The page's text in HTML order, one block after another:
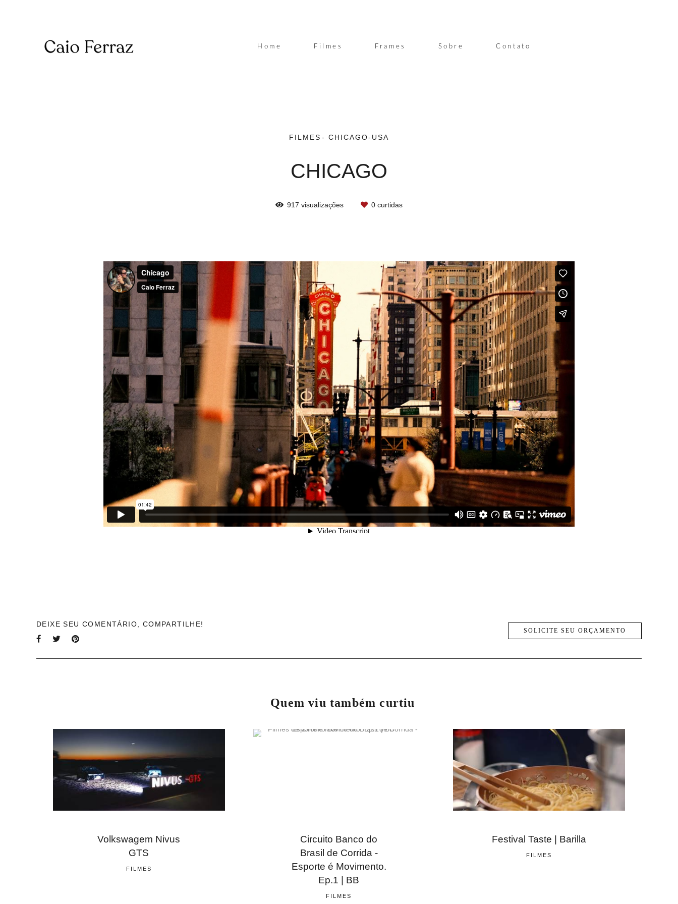
Home Filmes Frames Sobre Contato
FILMES CHICAGO-USA
CHICAGO
917 visualizações 0 curtidas
DEIXE SEU COMENTÁRIO, COMPARTILHE!
SOLICITE SEU ORÇAMENTO
Quem viu também curtiu
Volkswagem Nivus
GTS
FILMES
Circuito Banco do
Brasil de Corrida -
Esporte é Movimento.
Ep.1 | BB
FILMES
Festival Taste | Barilla
FILMES